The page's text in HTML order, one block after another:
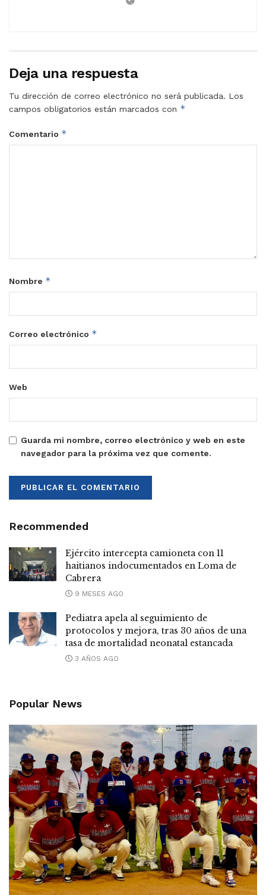
Deja una respuesta
Tu dirección de correo electrónico no será publicada. Los
campos obligatorios están marcados con *
Comentario *
Nombre *
Correo electrónico *
Web
Guarda mi nombre, correo electrónico y web en este
navegador para la próxima vez que comente.
Recommended
Ejército intercepta camioneta con 11
haitianos indocumentados en Loma de
Cabrera
9 MESES AGO
Pediatra apela al seguimiento de
protocolos y mejora, tras 30 años de una
tasa de mortalidad neonatal estancada
3 AÑOS AGO
Popular News